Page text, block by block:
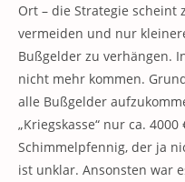
Ort – die Strategie scheint
vermeiden und nur
Bußgelder zu verhängen.
nicht mehr kommen.
alle Bußgelder
„Kriegskasse“ nur ca.
Schimmelpfennig, der ja
ist unklar. Ansonsten war